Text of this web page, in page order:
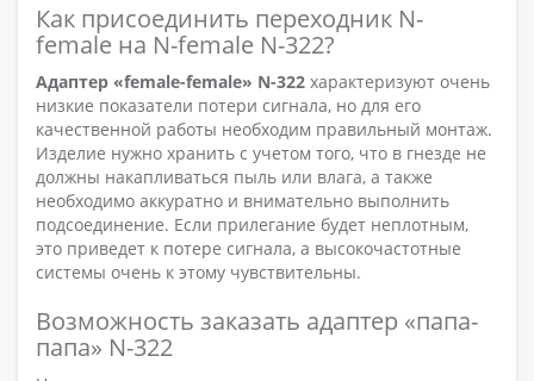
Как присоединить переходник N-
female на N-female N-322?
Адаптер «female-female» N-322 характеризуют очень
низкие показатели потери сигнала, но для его
качественной работы необходим правильный монтаж.
Изделие нужно хранить с учетом того, что в гнезде не
должны накапливаться пыль или влага, а также
необходимо аккуратно и внимательно выполнить
подсоединение. Если прилегание будет неплотным,
это приведет к потере сигнала, а высокочастотные
системы очень к этому чувствительны.
Возможность заказать адаптер «папа-
папа» N-322